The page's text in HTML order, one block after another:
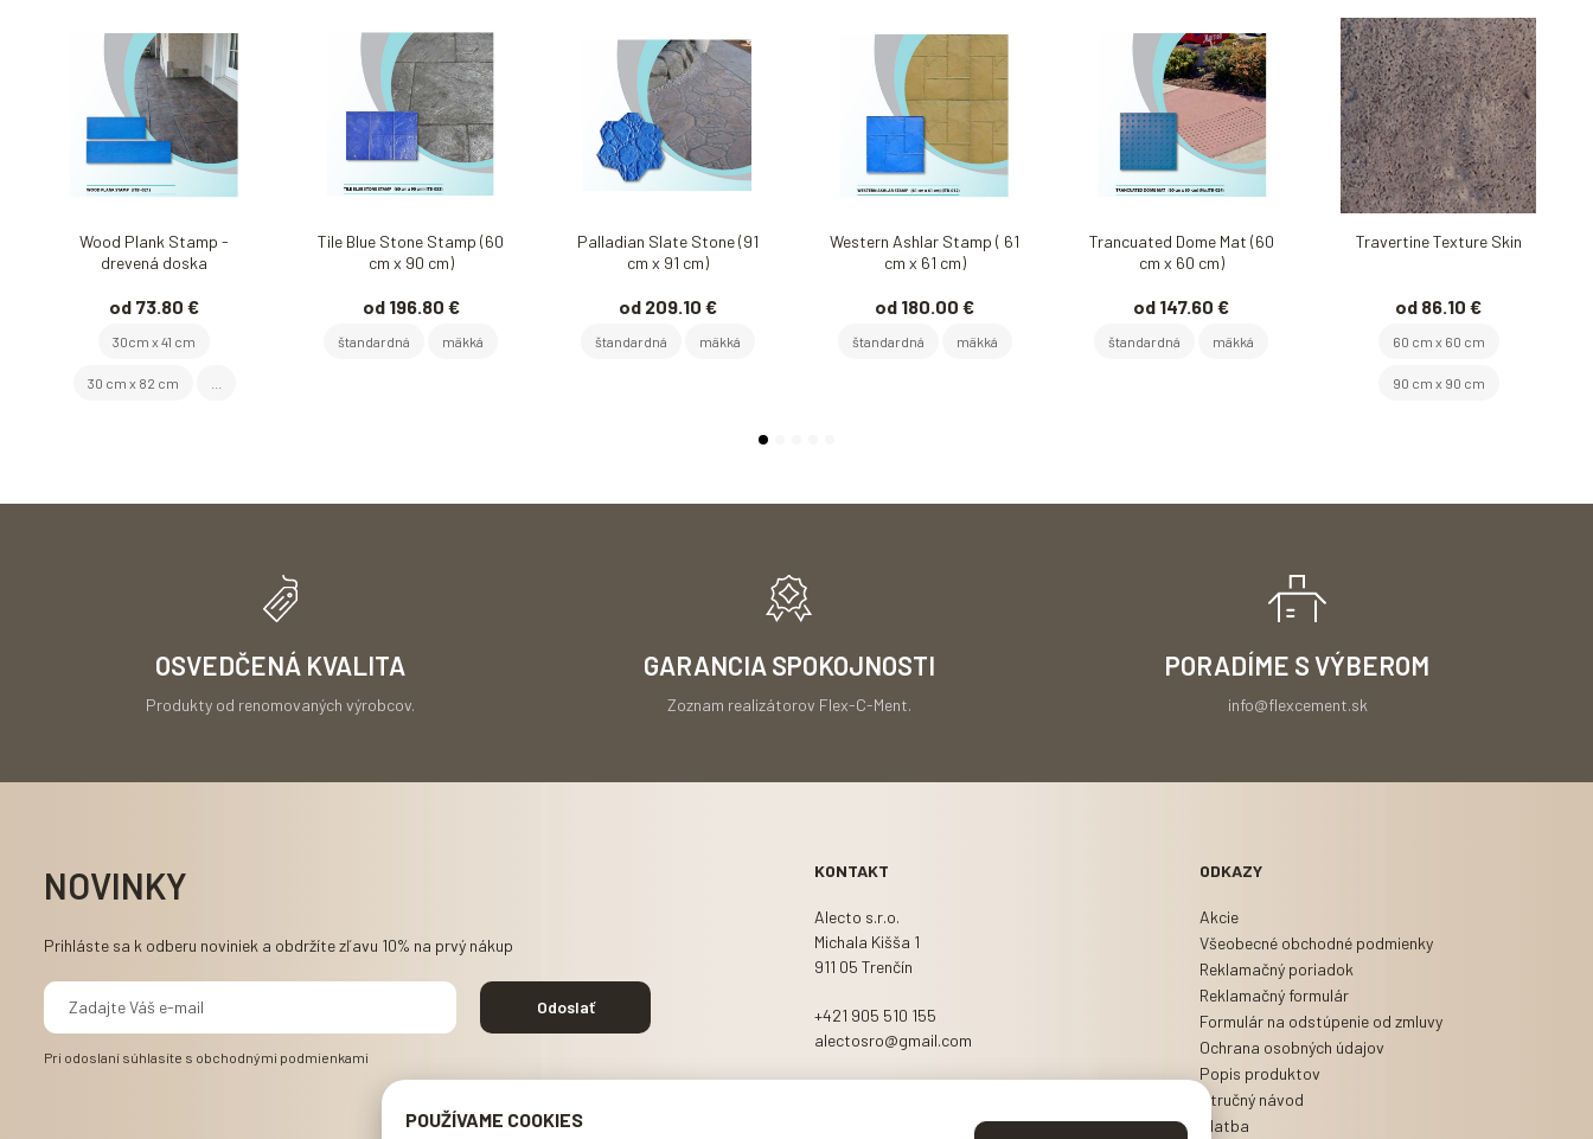
POUŽÍVAME COOKIES
Wood Plank Stamp -
drevená doska
od 73.80 €
30cm x 41 cm
30 cm x 82 cm
Tile Blue Stone Stamp (60
cm x 90 cm)
od 196.80 €
štandardná mäkká
Palladian Slate Stone (91
cm x 91 cm)
od 209.10 €
štandardná mäkká
Western Ashlar Stamp ( 61
cm x 61 cm)
od 180.00 €
štandardná mäkká
Trancuated Dome Mat (60
cm x 60 cm)
od 147.60 €
štandardná mäkká
Travertine Texture Skin
od 86.10 €
60 cm x 60 cm
90 cm x 90 cm
OSVEDČENÁ KVALITA
Produkty od renomovaných výrobcov.
GARANCIA SPOKOJNOSTI
Zoznam realizátorov Flex-C-Ment.
PORADÍME S VÝBEROM
info@flexcement.sk
NOVINKY
Prihláste sa k odberu noviniek a obdržíte zľavu 10% na prvý nákup
Pri odoslaní súhlasíte s obchodnými podmienkami
KONTAKT
Alecto s.r.o.
Michala Kišša 1
911 05 Trenčín
+421 905 510 155
alectosro@gmail.com
ODKAZY
Akcie
Všeobecné obchodné podmienky
Reklamačný poriadok
Reklamačný formulár
Formulár na odstúpenie od zmluvy
Ochrana osobných údajov
Popis produktov
Stručný návod
Platba